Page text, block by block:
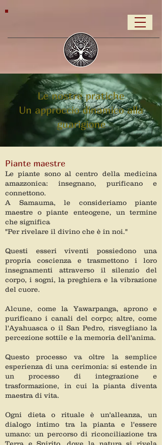
Le nostre pratiche
Un approccio dinamico alla
guarigione
Piante maestre
Le piante sono al centro della medicina
amazzonica: insegnano, purificano e
connettono.
A Samauma, le consideriamo piante
maestre o piante enteogene, un termine
che significa
"Per rivelare il divino che è in noi."
Questi esseri viventi possiedono una
propria coscienza e trasmettono i loro
insegnamenti attraverso il silenzio del
corpo, i sogni, la preghiera e la vibrazione
del cuore.
Alcune, come la Yawarpanga, aprono e
purificano i canali del corpo; altre, come
l'Ayahuasca o il San Pedro, risvegliano la
percezione sottile e la memoria dell'anima.
Questo processo va oltre la semplice
esperienza di una cerimonia: si estende in
un processo di integrazione e
trasformazione, in cui la pianta diventa
maestra di vita.
Ogni dieta o rituale è un'alleanza, un
dialogo intimo tra la pianta e l'essere
umano: un percorso di riconciliazione tra